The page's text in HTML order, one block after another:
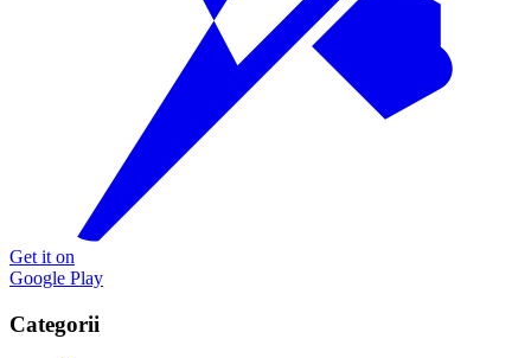
Get it on
Google Play
Categorii